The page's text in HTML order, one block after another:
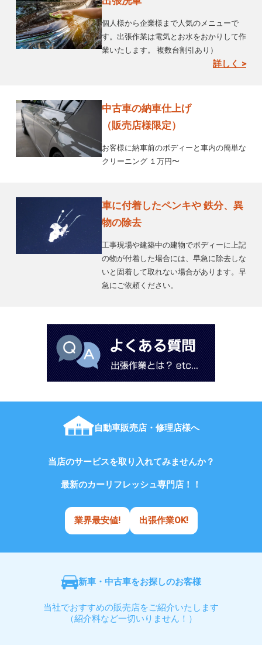
個人様から企業様まで人気のメニューで
す。出張作業は電気とお水をおかりして作
業いたします。 複数台割引あり）
詳しく >
中古車の納車仕上げ
（販売店様限定）
お客様に納車前のボディーと車内の簡単な
クリーニング １万円〜
車に付着したペンキや 鉄分、異
物の除去
工事現場や建築中の建物でボディーに上記
の物が付着した場合には、早急に除去しな
いと固着して取れない場合があります。早
急にご依頼ください。
自動車販売店・修理店様へ
当店のサービスを取り入れてみませんか？
最新のカーリフレッシュ専門店！！
業界最安値! 出張作業OK!
新車・中古車をお探しのお客様
当社でおすすめの販売店をご紹介いたします
（紹介料など一切いりません！）